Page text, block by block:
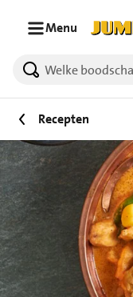
Menu
Recepten